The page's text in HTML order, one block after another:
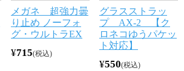
メガネ 超強力曇
り止め ノーフォ
グ・ウルトラEX
¥715 税込
グラスストラッ
プ AX-2 【ク
ロネコゆうパケッ
ト対応】
¥550 税込